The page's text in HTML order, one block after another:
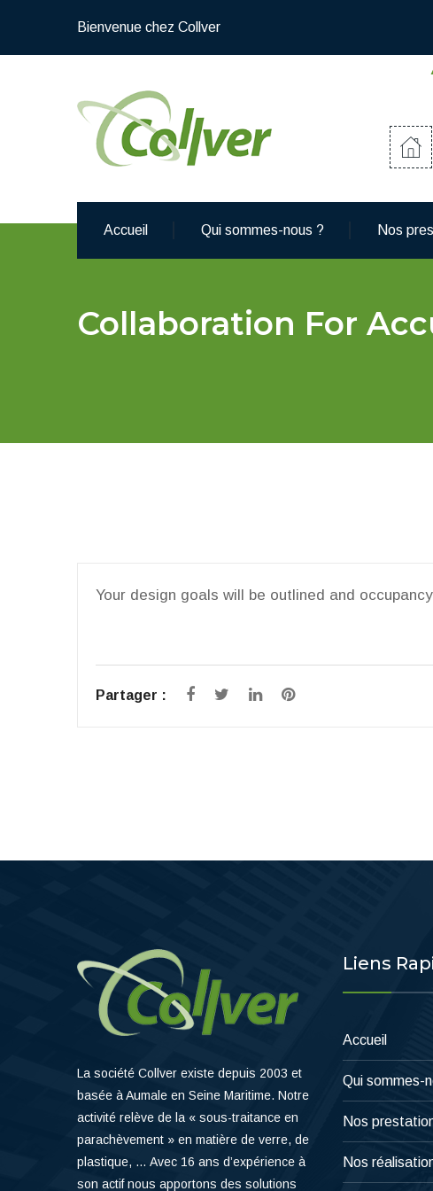
Bienvenue chez Collver
Accueil Qui sommes-nous ? Nos
Collaboration For
Your design goals will be outlined and
Partager :
La société Collver existe depuis 2003 et
basée à Aumale en Seine Maritime. Notre
activité relève de la « sous-traitance en
parachèvement » en matière de verre, de
plastique, … Avec 16 ans d’expérience à
son actif nous apportons des solutions
Liens
Accueil
Qui sommes-
Nos
Nos